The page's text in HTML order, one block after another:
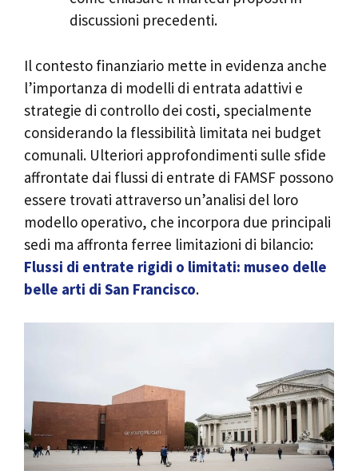
discussioni precedenti.
Il contesto finanziario mette in evidenza anche
l’importanza di modelli di entrata adattivi e
strategie di controllo dei costi, specialmente
considerando la flessibilità limitata nei budget
comunali. Ulteriori approfondimenti sulle sfide
affrontate dai flussi di entrate di FAMSF possono
essere trovati attraverso un’analisi del loro
modello operativo, che incorpora due principali
sedi ma affronta ferree limitazioni di bilancio:
Flussi di entrate rigidi o limitati: museo delle
belle arti di San Francisco.